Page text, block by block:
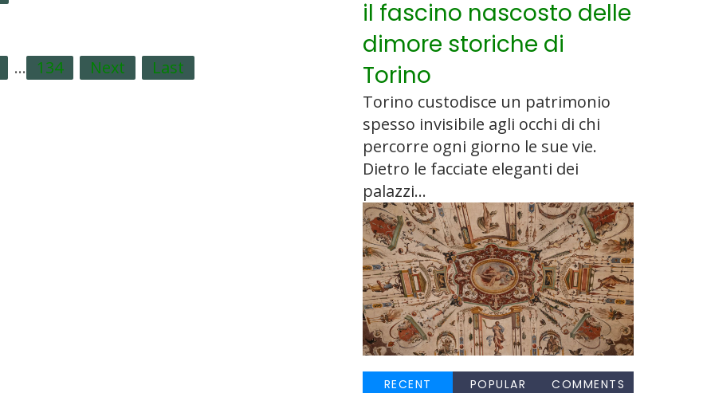
... 134 Next Last
il fascino nascosto delle
dimore storiche di
Torino
Torino custodisce un patrimonio
spesso invisibile agli occhi di chi
percorre ogni giorno le sue vie.
Dietro le facciate eleganti dei
palazzi...
RECENT POPULAR COMMENTS